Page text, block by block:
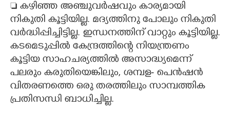
 കഴിഞ്ഞ അഞ്ചുവർഷവും കാര്യമായി
നികുതി കൂട്ടിയില്ല. മദ്യത്തിനു പോലും നികുതി
വർദ്ധിപ്പിച്ചിട്ടില്ല. ഇന്ധനത്തിന് വാറ്റും കൂട്ടിയില്ല.
കടമെടുപ്പിൽ കേന്ദ്രത്തിന്റെ നിയന്ത്രണം
കൂട്ടിയ സാഹചര്യത്തിൽ അസാദ്ധ്യമെന്ന്
പലരും കരുതിയെങ്കിലും,​ ശമ്പള- പെൻഷൻ
വിതരണത്തെ ഒരു തരത്തിലും സാമ്പത്തിക
പ്രതിസന്ധി ബാധിച്ചില്ല.